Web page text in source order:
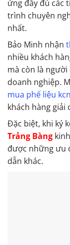
ứng đầy đủ các
trình chuyên
nhất.
Bảo Minh nhận
nhiều khách
mà còn là người
doanh nghiệp.
mua phế liệu kcn
khách hàng giải
Đặc biệt, khi ký
Trảng Bàng
được những ưu
dẫn khác.